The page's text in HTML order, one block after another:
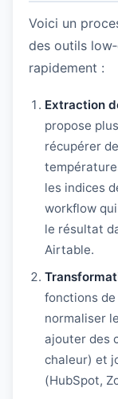
Voici un
des outils
rapidement :
Extraction
propose
récupérer
les indices
workflow
le résultat
Airtable.
fonctions de
normaliser
ajouter des
chaleur) et
(HubSpot,